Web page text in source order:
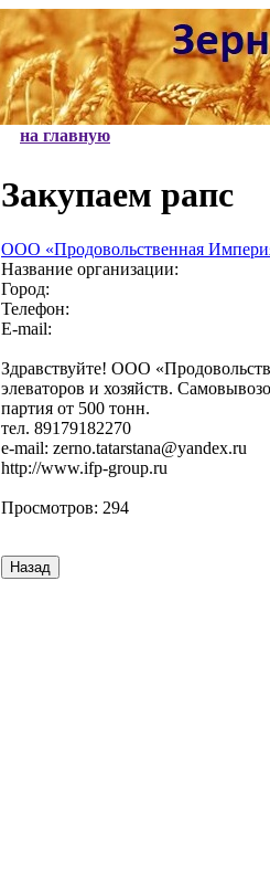
на главную
Закупаем рапс
ООО «Продовольственная
Название организации:
Город:
Телефон:
E-mail:
Здравствуйте! ООО
элеваторов и хозяйств.
партия от 500 тонн.
тел. 89179182270
e-mail: zerno.tatarstana@yandex.ru
http://www.ifp-group.ru
Просмотров: 294